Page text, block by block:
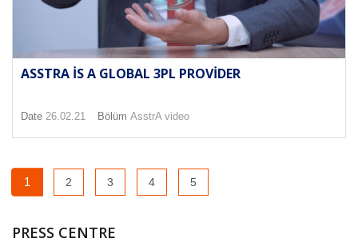
ASSTRA IS A GLOBAL 3PL PROVIDER
Date 26.02.21 Bölüm AsstrA video
1 2 3 4 5
PRESS CENTRE